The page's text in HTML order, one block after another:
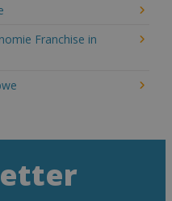
Franchise in